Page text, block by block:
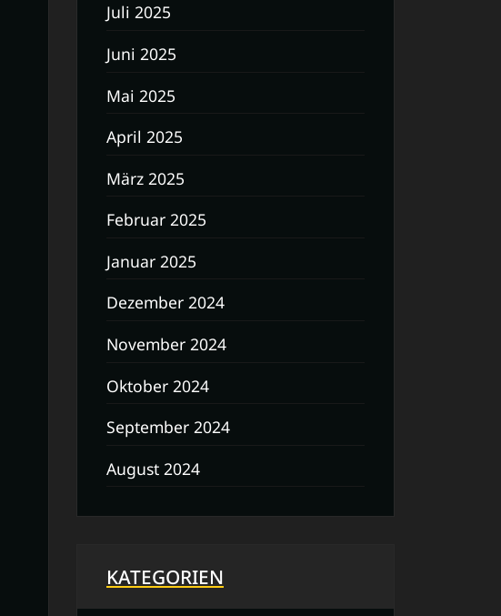
Juli 2025
Juni 2025
Mai 2025
April 2025
März 2025
Februar 2025
Januar 2025
Dezember 2024
November 2024
Oktober 2024
September 2024
August 2024
KATEGORIEN